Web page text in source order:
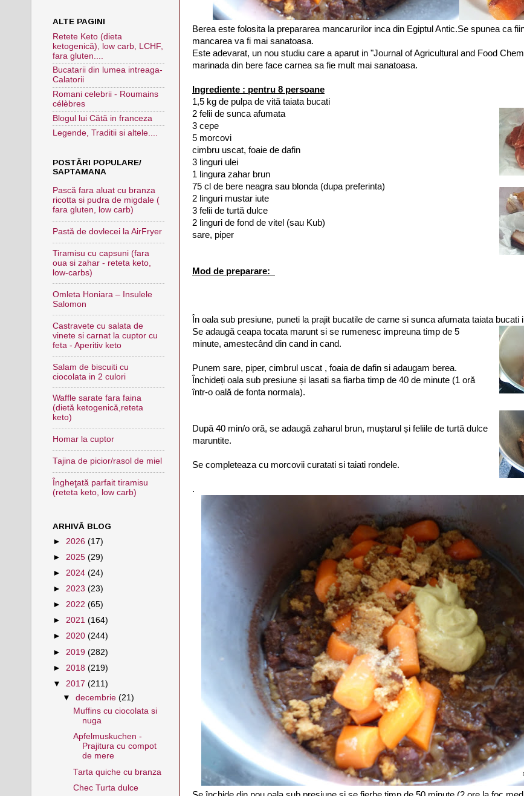
Berea este folosita la prepararea mancarurilor inca din Egiptul Antic.Se spunea ca
mancarea va fi mai sanatoasa.
Este adevarat, un nou studiu care a aparut in "Journal of Agricultural and Food
marinada din bere face carnea sa fie mult mai sanatoasa.
Ingrediente : pentru 8 persoane
1,5 kg de pulpa de vită taiata bucati
2 felii de sunca afumata
3 cepe
5 morcovi
cimbru uscat, foaie de dafin
3 linguri ulei
1 lingura zahar brun
75 cl de bere neagra sau blonda (dupa preferinta)
2 linguri mustar iute
3 felii de turtă dulce
2 linguri de fond de vitel (sau Kub)
sare, piper
Mod de preparare:
În oala sub presiune, puneti la prajit bucatile de carne si sunca afumata taiata bucati
Se adaugă ceapa tocata marunt si se rumenesc impreuna timp de 5
minute, amestecând din cand in cand.
Punem sare, piper, cimbrul uscat , foaia de dafin si adaugam berea.
Închideți oala sub presiune și lasati sa fiarba timp de 40 de minute (1 oră
într-o oală de fonta normala).
După 40 min/o oră, se adaugă zaharul brun, muștarul și feliile de turtă dulce
maruntite.
Se completeaza cu morcovii curatati si taiati rondele.
.
ALTE PAGINI
Retete Keto (dieta
ketogenică), low carb, LCHF,
fara gluten....
Bucatarii din lumea intreaga-
Calatorii
Romani celebrii - Roumains
célèbres
Blogul lui Cătă in franceza
Legende, Traditii si altele....
POSTĂRI POPULARE/
SAPTAMANA
Pască fara aluat cu branza
ricotta si pudra de migdale (
fara gluten, low carb)
Pastă de dovlecei la AirFryer
Tiramisu cu capsuni (fara
oua si zahar - reteta keto,
low-carbs)
Omleta Honiara – Insulele
Salomon
Castravete cu salata de
vinete si carnat la cuptor cu
feta - Aperitiv keto
Salam de biscuiti cu
ciocolata in 2 culori
Waffle sarate fara faina
(dietă ketogenică,reteta
keto)
Homar la cuptor
Tajina de picior/rasol de miel
Îngheţată parfait tiramisu
(reteta keto, low carb)
ARHIVĂ BLOG
► 2026 (17)
► 2025 (29)
► 2024 (24)
► 2023 (23)
► 2022 (65)
► 2021 (164)
► 2020 (244)
► 2019 (282)
► 2018 (219)
▼ 2017 (211)
▼decembrie(21)
Muffins cu ciocolata si
nuga
Apfelmuskuchen -
Prajitura cu compot
de mere
Tarta quiche cu branza
Chec Turta dulce